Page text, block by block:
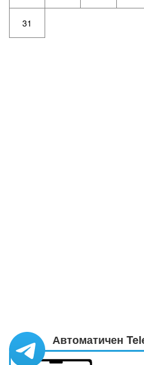
31
Автоматичен